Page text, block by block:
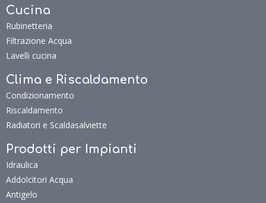
Cucina
Rubinetteria
Filtrazione Acqua
Lavelli cucina
Clima e Riscaldamento
Condizionamento
Riscaldamento
Radiatori e Scaldasalviette
Prodotti per Impianti
Idraulica
Addolcitori Acqua
Antigelo